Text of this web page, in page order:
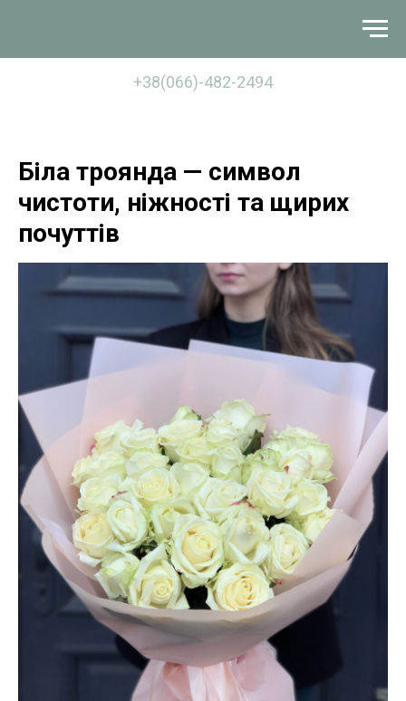
+38(066)-482-2494
Біла троянда — символ
чистоти, ніжності та щирих
почуттів